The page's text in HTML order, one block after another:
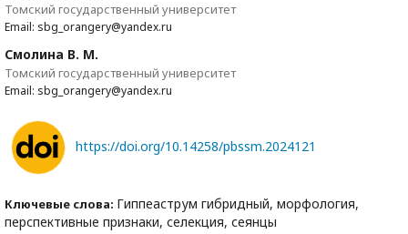
Томский государственный университет
Email: sbg_orangery@yandex.ru
Смолина В. М.
Томский государственный университет
Email: sbg_orangery@yandex.ru
https://doi.org/10.14258/pbssm.2024121
Ключевые слова: Гиппеаструм гибридный, морфология,
перспективные признаки, селекция, сеянцы